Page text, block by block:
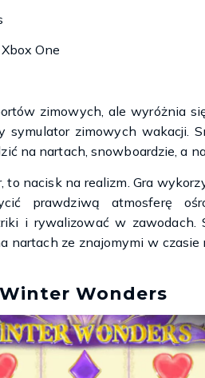
One
zimowych, ale wyróżnia
symulator zimowych wakacji.
na nartach, snowboardzie, a
to nacisk na realizm. Gra
prawdziwą atmosferę
i rywalizować w zawodach.
nartach ze znajomymi w
Winter Wonders